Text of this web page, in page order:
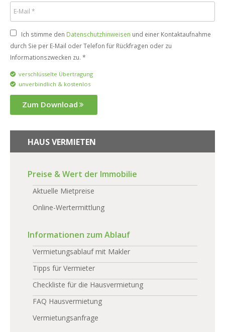
Ich stimme den Datenschutzhinweisen und einer Kontaktaufnahme
durch Sie per E-Mail oder Telefon für Rückfragen oder zu
Informationszwecken zu. *
verschlüsselte Übertragung
unverbindlich & kostenlos
Zum Download
HAUS VERMIETEN
Preise & Wert der Immobilie
Aktuelle Mietpreise
Online-Wertermittlung
Informationen zum Ablauf
Vermietungsablauf mit Makler
Tipps für Vermieter
Checkliste für die Hausvermietung
FAQ Hausvermietung
Vermietungsanfrage